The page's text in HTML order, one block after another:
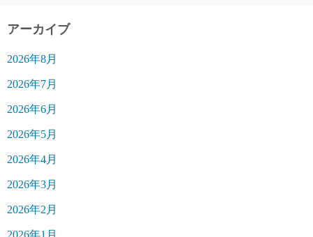
アーカイブ
2026年8月
2026年7月
2026年6月
2026年5月
2026年4月
2026年3月
2026年2月
2026年1月